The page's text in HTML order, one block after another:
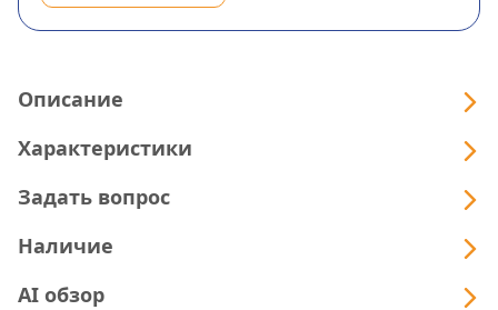
Описание
Характеристики
Задать вопрос
Наличие
AI обзор